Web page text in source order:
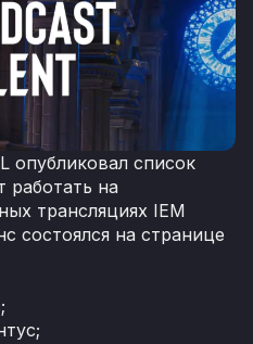
опубликовал список
работать на
трансляциях IEM
состоялся на странице